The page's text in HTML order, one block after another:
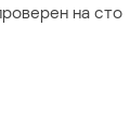
на сто